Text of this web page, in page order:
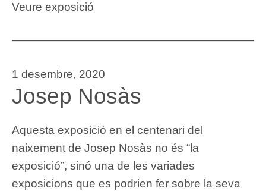
Veure exposició
1 desembre, 2020
Josep Nosàs
Aquesta exposició en el centenari del
naixement de Josep Nosàs no és “la
exposició”, sinó una de les variades
exposicions que es podrien fer sobre la seva